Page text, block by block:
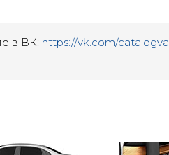
в ВК: https://vk.com/